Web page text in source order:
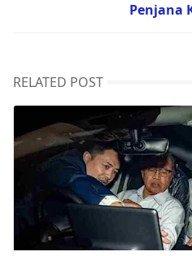
Penjana
RELATED POST